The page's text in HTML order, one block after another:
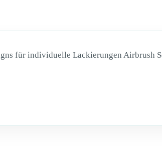
für individuelle Lackierungen Airbrush